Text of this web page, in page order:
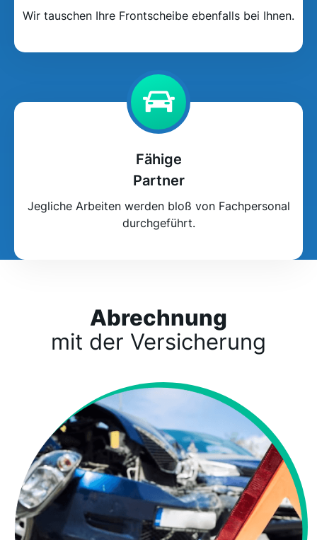
Wir tauschen Ihre Frontscheibe ebenfalls bei Ihnen.
Fähige
Partner
Jegliche Arbeiten werden bloß von Fachpersonal
durchgeführt.
Abrechnung
mit der Versicherung